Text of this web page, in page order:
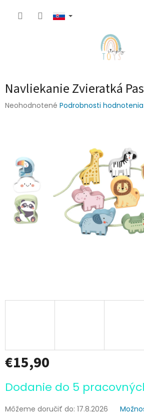
Navliekanie Zvieratká
Priemerné
hviezdičiek.
Neohodnotené Podrobnosti hodnotenia
€15,90
cena:
Dodanie do 5
Môžeme doručiť do: 17.8.2026